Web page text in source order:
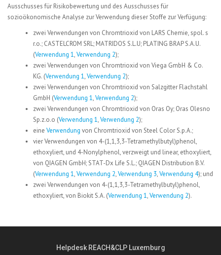
Ausschusses für Risikobewertung und des Ausschusses für
sozioökonomische Analyse zur Verwendung dieser Stoffe zur Verfügung:
zwei Verwendungen von Chromtrioxid von LARS Chemie, spol. s
r.o.; CASTELCROM SRL; MATRIDOS S.L.U; PLATING BRAP S.A.U.
(Verwendung 1,Verwendung 2);
zwei Verwendungen von Chromtrioxid von Viega GmbH & Co.
KG. (Verwendung 1,Verwendung 2);
zwei Verwendungen von Chromtrioxid von Salzgitter Flachstahl
GmbH (Verwendung 1,Verwendung 2);
zwei Verwendungen von Chromtrioxid von Oras Oy; Oras Olesno
Sp.z.o.o (Verwendung 1,Verwendung 2);
eine Verwendung von Chromtrioxid von Steel Color S.p.A.;
vier Verwendungen von 4-(1,1,3,3-Tetramethylbutyl)phenol,
ethoxyliert, und 4-Nonylphenol, verzweigt und linear, ethoxyliert,
von QIAGEN GmbH; STAT-Dx Life S.L.; QIAGEN Distribution B.V.
(Verwendung 1,Verwendung 2,Verwendung 3,Verwendung 4); und
zwei Verwendungen von 4-(1,1,3,3-Tetramethylbutyl)phenol,
ethoxyliert, von Biokit S.A. (Verwendung 1,Verwendung 2).
Helpdesk REACH&CLP Luxemburg